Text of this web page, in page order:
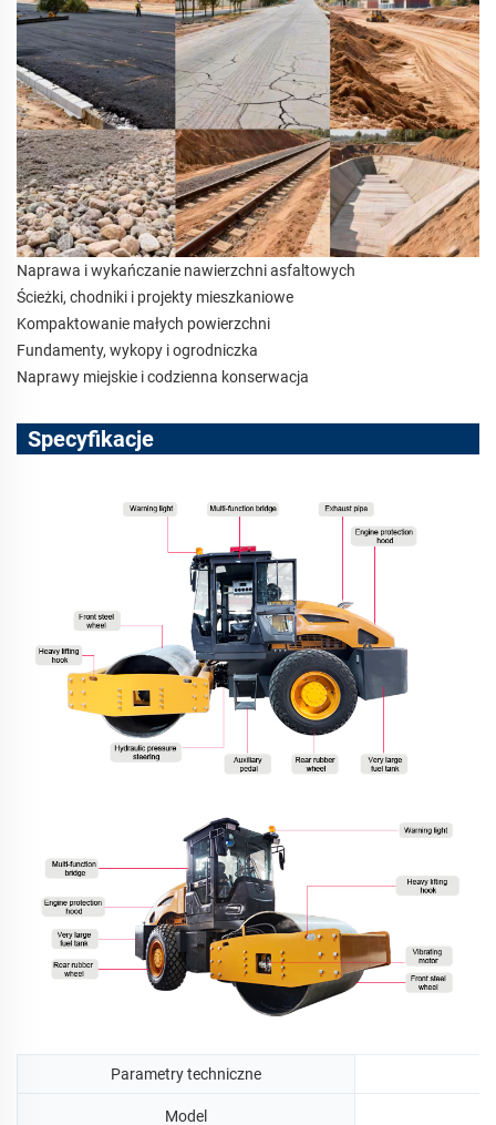
Naprawa i wykańczanie nawierzchni asfaltowych
Ścieżki, chodniki i projekty mieszkaniowe
Kompaktowanie małych powierzchni
Fundamenty, wykopy i ogrodniczka
Naprawy miejskie i codzienna konserwacja
Specyfikacje
Parametry techniczne
Model